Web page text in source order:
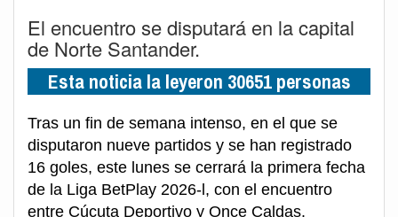
El encuentro se disputará en la capital
de Norte Santander.
Esta noticia la leyeron 30651 personas
Tras un fin de semana intenso, en el que se
disputaron nueve partidos y se han registrado
16 goles, este lunes se cerrará la primera fecha
de la Liga BetPlay 2026-l, con el encuentro
entre Cúcuta Deportivo y Once Caldas.